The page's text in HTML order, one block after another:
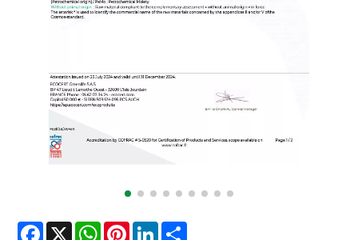
Facebook
X WhatsApp
Pinterest
LinkedIn